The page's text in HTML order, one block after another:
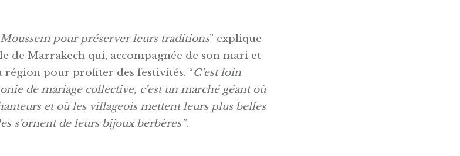
pour préserver leurs traditions” explique
de Marrakech qui, accompagnée de son mari et
région pour profiter des festivités. “C’est loin
de mariage collective, c’est un marché géant où
et où les villageois mettent leurs plus belles
s’ornent de leurs bijoux berbères”.